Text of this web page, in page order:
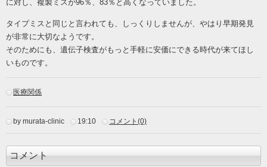
に対し、複製ミスが96％、83％と高くなっていました。
タイプミスと同じと言われても、しっくりしませんが、やはり早期発見
が非常に大切なようです。
そのためにも、遺伝子検査がもっと手軽に安価にできる時代が来てほし
いものです。
医療関係
by murata-clinic 19:10 コメント(0)
コメント